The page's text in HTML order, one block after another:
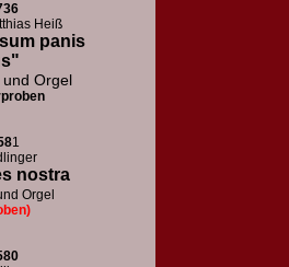
Heiß
panis
und Orgel
1
nostra
Orgel